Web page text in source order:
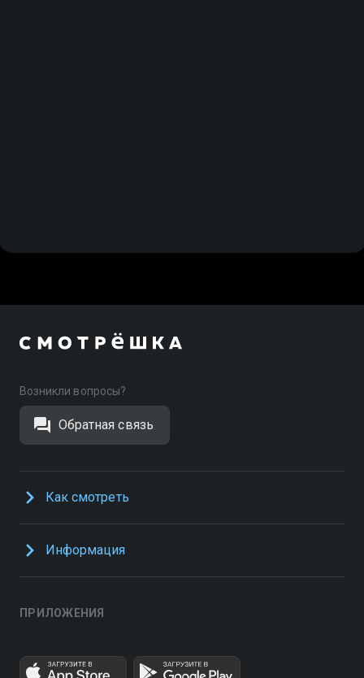
Возникли вопросы?
Обратная связь
Как смотреть
Информация
ПРИЛОЖЕНИЯ